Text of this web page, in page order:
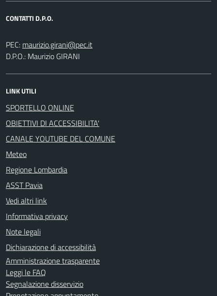
CONTATTI D.P.O.
PEC:
D.P.O.: Maurizio GIRANI
LINK UTILI
SPORTELLO ONLINE
OBIETTIVI DI ACCESSIBILITA'
CANALE YOUTUBE DEL COMUNE
Meteo
Regione Lombardia
ASST Pavia
Vedi altri link
Informativa privacy
Note legali
Dichiarazione di accessibilità
Amministrazione trasparente
Leggi le FAQ
Segnalazione disservizio